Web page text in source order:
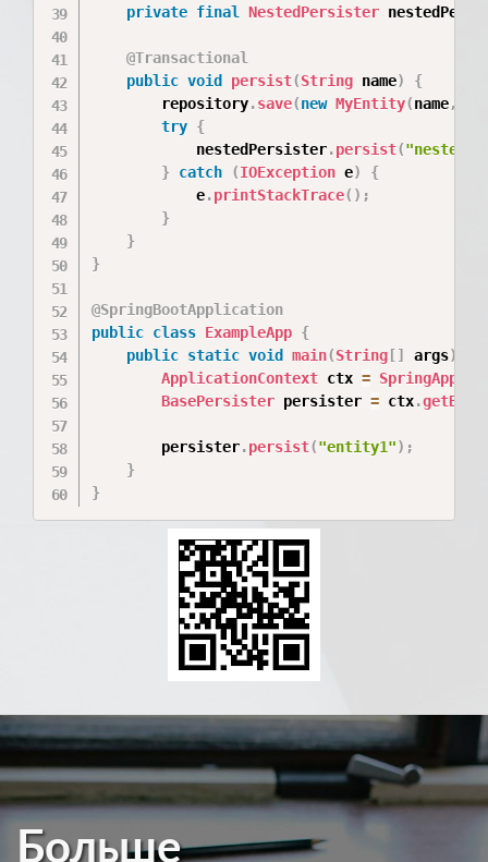
private final NestedPersister
@Transactional
public void persist(String name)
{
        repository
.save(new MyEntity(name,
try {
			nestedPersister
.persist("nested-"
}
catch (IOException e)
{
			e
.printStackTrace( ) ;
}
}
}
@SpringBootApplication
public class ExampleApp {
public static void main(String [] args)
ApplicationContext ctx =
BasePersister persister = ctx.getBean
        persister
.persist("entity1") ;
}
}
Больше